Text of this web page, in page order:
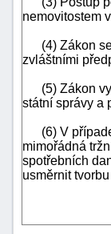
nemovitostem
(4) Zákon se
zvláštními
(5) Zákon
státní správy a
(6) V
mimořádná
spotřebních
usměrnit